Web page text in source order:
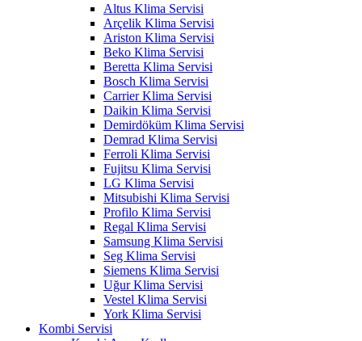
Altus Klima Servisi
Arçelik Klima Servisi
Ariston Klima Servisi
Beko Klima Servisi
Beretta Klima Servisi
Bosch Klima Servisi
Carrier Klima Servisi
Daikin Klima Servisi
Demirdöküm Klima Servisi
Demrad Klima Servisi
Ferroli Klima Servisi
Fujitsu Klima Servisi
LG Klima Servisi
Mitsubishi Klima Servisi
Profilo Klima Servisi
Regal Klima Servisi
Samsung Klima Servisi
Seg Klima Servisi
Siemens Klima Servisi
Uğur Klima Servisi
Vestel Klima Servisi
York Klima Servisi
Kombi Servisi